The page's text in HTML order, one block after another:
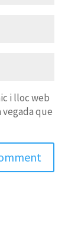
i lloc web
que